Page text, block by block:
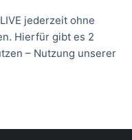
jederzeit ohne
Hierfür gibt es 2
– Nutzung unserer